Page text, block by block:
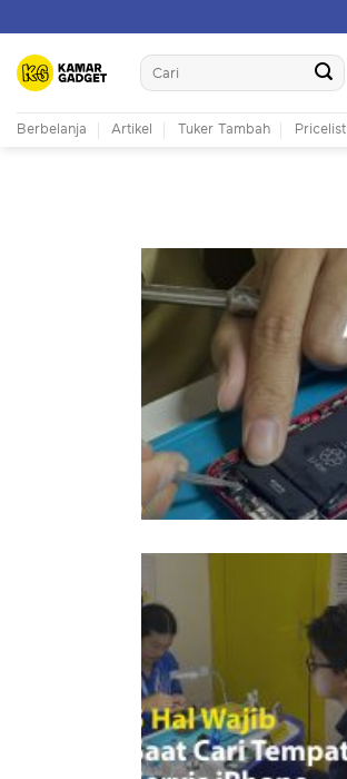
content
Search
for:
Berbelanja Artikel Tuker Tambah Pricelist